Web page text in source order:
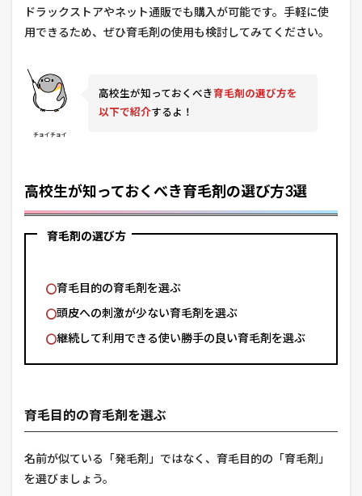
ドラックストアやネット通販でも購入が可能です。手軽に使
用できるため、ぜひ育毛剤の使用も検討してみてください。
チョイチョイ
高校生が知っておくべき育毛剤の選び方を
以下で紹介するよ！
高校生が知っておくべき育毛剤の選び方3選
育毛剤の選び方
育毛目的の育毛剤を選ぶ
頭皮への刺激が少ない育毛剤を選ぶ
継続して利用できる使い勝手の良い育毛剤を選ぶ
育毛目的の育毛剤を選ぶ
名前が似ている「発毛剤」ではなく、育毛目的の「育毛剤」
を選びましょう。